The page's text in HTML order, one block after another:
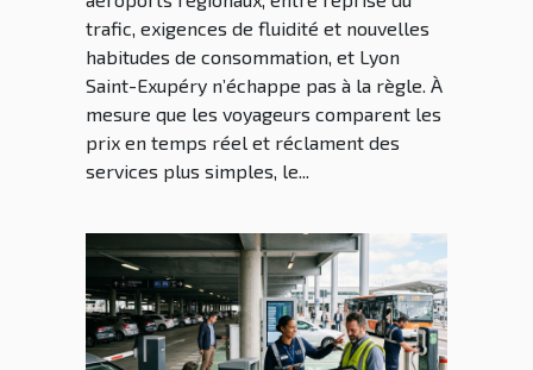
trafic, exigences de fluidité et nouvelles
habitudes de consommation, et Lyon
Saint-Exupéry n’échappe pas à la règle. À
mesure que les voyageurs comparent les
prix en temps réel et réclament des
services plus simples, le...